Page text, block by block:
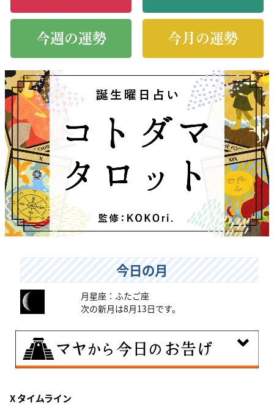
今週の運勢 今月の運勢
今日の月
月星座：ふたご座
次の新月は8月13日です。
興味のある分野で、熟練を志す日。なんとなくではな
X タイムライン